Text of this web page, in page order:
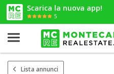
Scarica la nuova app!
5
Lista annunci